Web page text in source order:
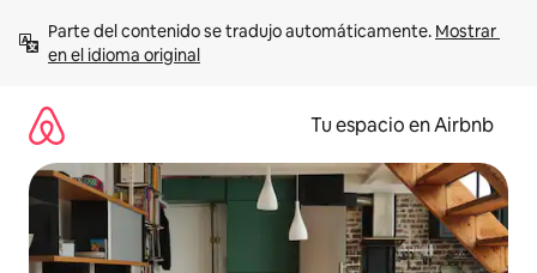
contenido
Parte del contenido se tradujo automáticamente. Mostrar
en el idioma original
Tu espacio en Airbnb